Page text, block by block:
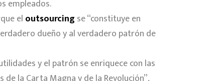
empleados.
el outsourcing se “constituye en
dueño y al verdadero patrón de
y el patrón se enriquece con las